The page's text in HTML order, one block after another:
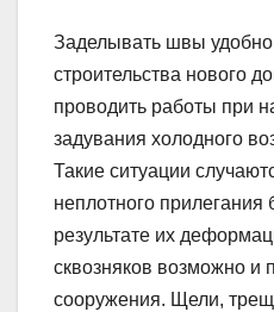
Заделывать швы удобно
строительства нового
проводить работы при
задувания холодного
Такие ситуации
неплотного прилегания
результате их
сквозняков возможно и
сооружения. Щели,